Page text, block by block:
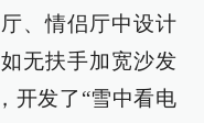
、情侣厅中设计
无扶手加宽沙发
开发了“雪中看电